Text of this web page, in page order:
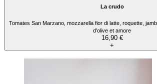
La crudo
Tomates San Marzano, mozzarella fior di latte, roquette,
d'olive et amore
16,90 €
+